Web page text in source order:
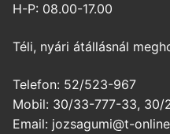
H-P: 08.00-17.00
Téli, nyári átállásnál
Telefon: 52/523-967
Mobil: 30/33-777-33, 30/
Email: jozsagumi@t-